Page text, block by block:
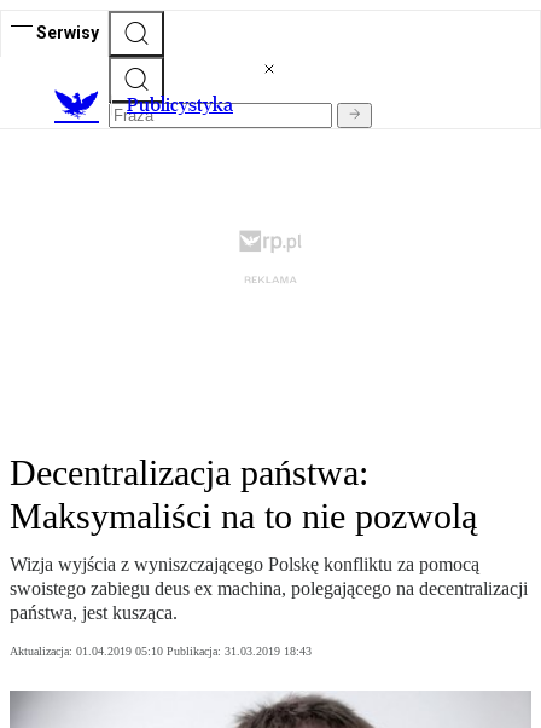
Serwisy
Publicystyka
Decentralizacja państwa:
Maksymaliści na to nie pozwolą
Wizja wyjścia z wyniszczającego Polskę konfliktu za pomocą
swoistego zabiegu deus ex machina, polegającego na decentralizacji
państwa, jest kusząca.
Aktualizacja: 01.04.2019 05:10 Publikacja: 31.03.2019 18:43